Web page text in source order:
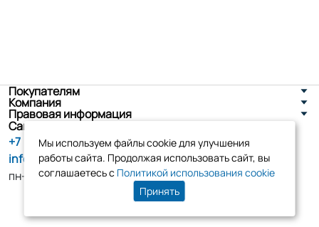
Покупателям
Компания
Правовая информация
Санкт-Петербург, ул. Новоселов д. 8
+7 (800) 555-86-90
info@tk-elko.ru
пн-пт, 10:00 - 18:00
Мы используем файлы cookie для улучшения
работы сайта. Продолжая использовать сайт, вы
соглашаетесь с Политикой использования cookie
Принять